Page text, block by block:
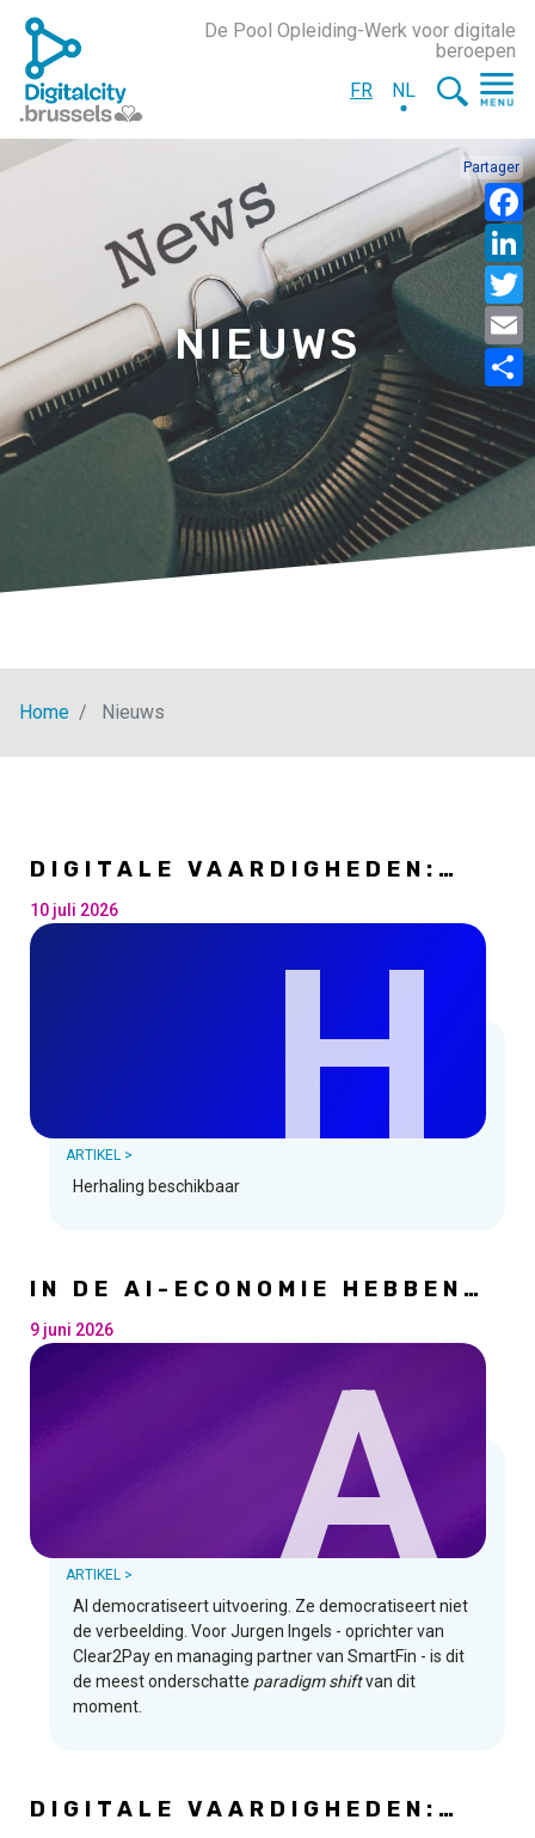
De Pool Opleiding-Werk voor digitale
beroepen
FR
NL
NIEUWS
Home Nieuws
DIGITALE VAARDIGHEDEN:
TRANSFORMEREN. WELKE
STRATEGIEËN KUNNEN
10 juli 2026
H
ARTIKEL >
Herhaling beschikbaar
IN DE AI-ECONOMIE HEBBEN
VOORSPRONG - EN ZE WETEN
HET NOG NIET
9 juni 2026
A
ARTIKEL >
AI democratiseert uitvoering. Ze democratiseert niet
de verbeelding. Voor Jurgen Ingels - oprichter van
Clear2Pay en managing partner van SmartFin - is dit
de meest onderschatte paradigm shiftvan dit
moment.
DIGITALE VAARDIGHEDEN:
Partager